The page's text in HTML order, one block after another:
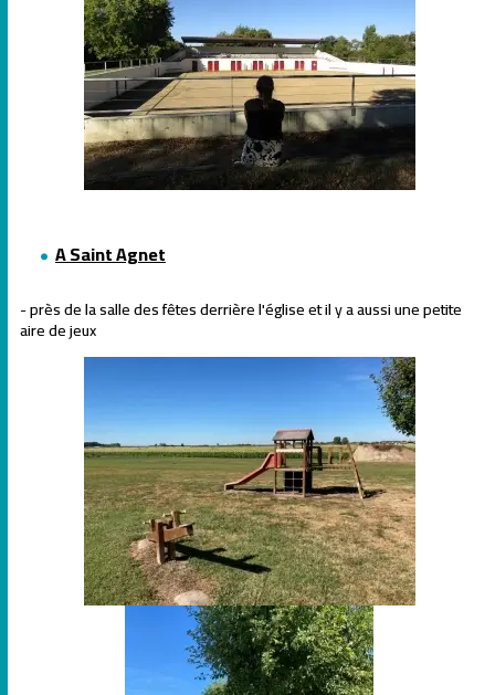
A Saint Agnet
- près de la salle des fêtes derrière l'église et il y a aussi une petite
aire de jeux